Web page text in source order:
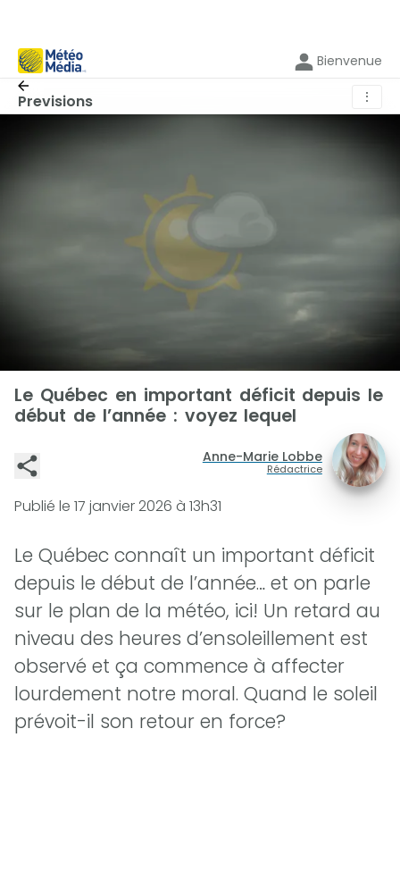
Bienvenue
Previsions ⋮
Le Québec en important déficit depuis le
début de l’année : voyez lequel
Anne-Marie Lobbe
Rédactrice
Publié le 17 janvier 2026 à 13h31
Le Québec connaît un important déficit
depuis le début de l’année… et on parle
sur le plan de la météo, ici! Un retard au
niveau des heures d’ensoleillement est
observé et ça commence à affecter
lourdement notre moral. Quand le soleil
prévoit-il son retour en force?